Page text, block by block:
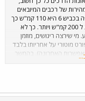
של רכבים המיובאים
ארצה ל 130 קמ"ש. המהירות המקסימלית פה בכביש 6 היא 110 קמ"ש כך
שאני לא רואה טעם ליבא מכוניות המסוגלות ל 200 קמ"ש ויותר. כך לא
מי שירצה ריגושים, מוזמן
מוטורי על אחריותו בלבד
האחרונה). בהמשך
אבל אפילו הצעד הפעוט